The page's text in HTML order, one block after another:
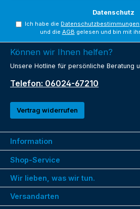
Datenschutz
Ich habe die Datenschutzbestimmungen
und die AGB gelesen und bin mit
Können wir Ihnen helfen?
Unsere Hotline für persönliche Beratung
Telefon: 06024-67210
Vertrag widerrufen
Information
Shop-Service
Wir lieben, was wir tun.
Versandarten